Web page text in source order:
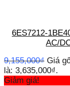
6ES7212-
AC/
9,155,000₫ Giá
là: 3,635,000₫.
Giảm giá!